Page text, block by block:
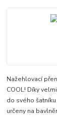
Nažehlovací
COOL! Díky
do svého
určeny na